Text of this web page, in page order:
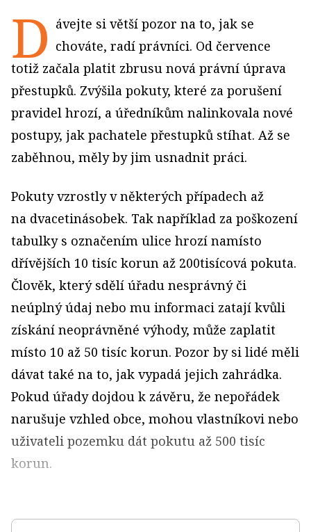
D ávejte si větší pozor na to, jak se
chováte, radí právníci. Od července
totiž začala platit zbrusu nová právní úprava
přestupků. Zvýšila pokuty, které za porušení
pravidel hrozí, a úředníkům nalinkovala nové
postupy, jak pachatele přestupků stíhat. Až se
zaběhnou, měly by jim usnadnit práci.
Pokuty vzrostly v některých případech až
na dvacetinásobek. Tak například za poškození
tabulky s označením ulice hrozí namísto
dřívějších 10 tisíc korun až 200tisícová pokuta.
Člověk, který sdělí úřadu nesprávný či
neúplný údaj nebo mu informaci zatají kvůli
získání neoprávněné výhody, může zaplatit
místo 10 až 50 tisíc korun. Pozor by si lidé měli
dávat také na to, jak vypadá jejich zahrádka.
Pokud úřady dojdou k závěru, že nepořádek
narušuje vzhled obce, mohou vlastníkovi nebo
uživateli pozemku dát pokutu až 500 tisíc
korun.